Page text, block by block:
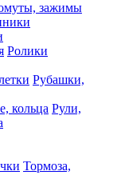
зажимы
Ролики
Рубашки,
Рули,
Тормоза,